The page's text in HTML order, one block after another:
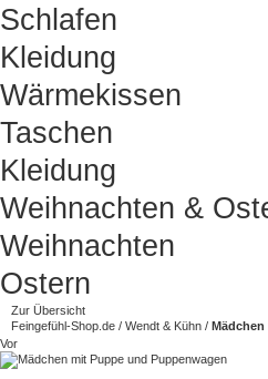
Schlafen
Kleidung
Wärmekissen
Taschen
Kleidung
Weihnachten &
Weihnachten
Ostern
Zur Übersicht
Feingefühl-Shop.de / Wendt & Kühn /
Vor